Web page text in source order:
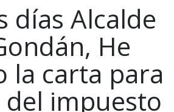
días Alcalde
He
la carta para
del impuesto